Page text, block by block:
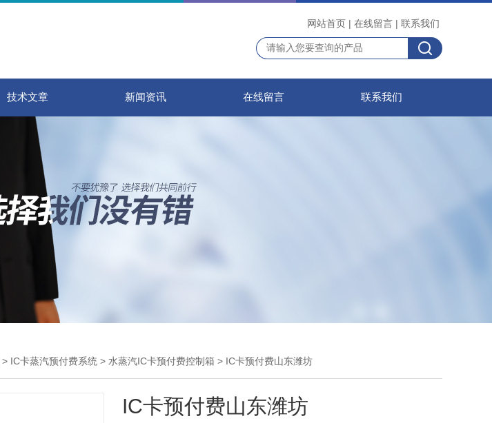
网站首页 | 在线留言 | 联系我们
技术文章 新闻资讯 在线留言 联系我们
> IC卡蒸汽预付费系统 > 水蒸汽IC卡预付费控制箱 > IC卡预付费山东潍坊
IC卡预付费山东潍坊